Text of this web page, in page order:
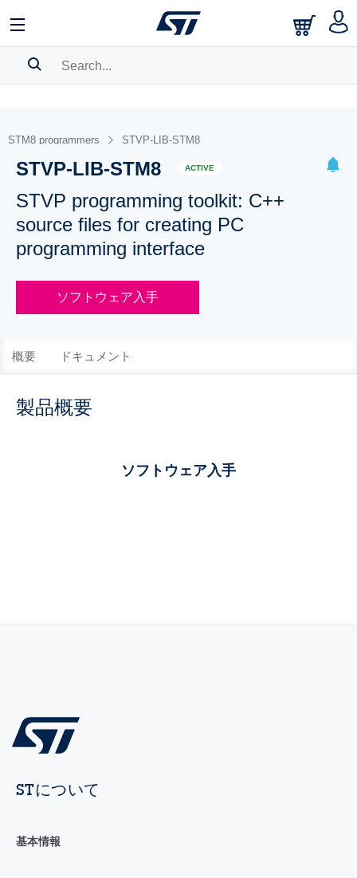
BOOKMARK
Pleaselog into show your saved searches.
STM8 programmers STVP-LIB-STM8
STVP-LIB-STM8 ACTIVE
STVP programming toolkit: C++
source files for creating PC
programming interface
ソフトウェア入手
概要 ドキュメント
製品概要
ソフトウェア入手
STについて
基本情報